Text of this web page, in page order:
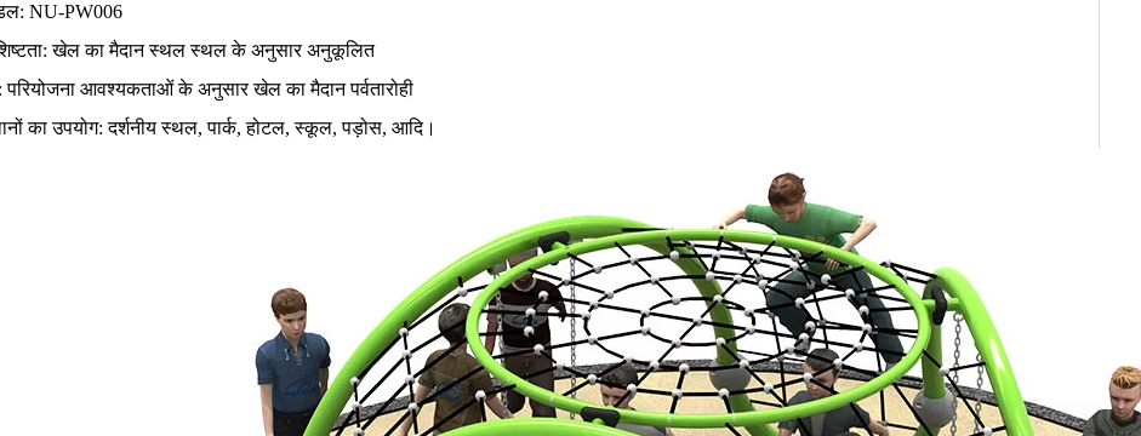
NU-PW006
खेल का मैदान स्थल स्थल के अनुसार अनुकूलित
परियोजना आवश्यकताओं के अनुसार खेल का मैदान पर्वतारोही
का उपयोग: दर्शनीय स्थल, पार्क, होटल, स्कूल, पड़ोस, आदि।